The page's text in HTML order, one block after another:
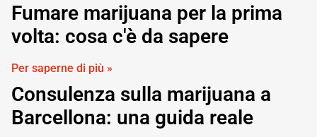
Fumare marijuana per la prima
volta: cosa c'è da sapere
Per saperne di più »
Consulenza sulla marijuana a
Barcellona: una guida reale